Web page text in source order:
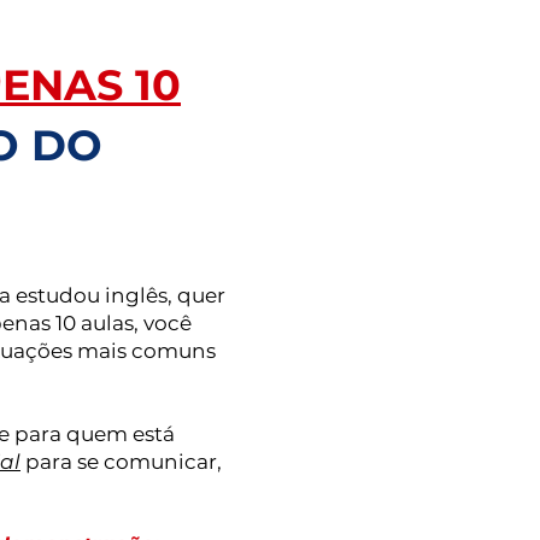
10
DO
estudou inglês, quer
10 aulas, você
mais comuns
para quem está
para se comunicar,